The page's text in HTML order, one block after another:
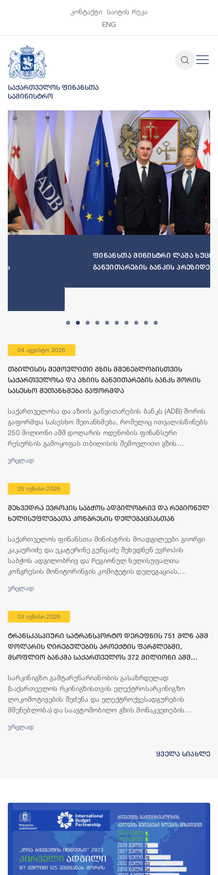
კონტაქტი
საიტის რუკა
ENG
საქართველოს ფინანსთა
სამინისტრო
ფინანსთა მინისტრი ლაშა ხუციშვილი აზიის
განვითარების ბანკის პრეზიდენტს შეხვდა
04 აგვისტო 2026
თბილისის შემოვლითი გზის მშენებლობისთვის
საქართველოსა და აზიის განვითარების ბანკს შორის
სასესხო შეთანხმება გაფორმდა
საქართველოსა და აზიის განვითარების ბანკს (ADB) შორის
გაფორმდა სასესხო შეთანხმება, რომელიც ითვალისწინებს
250 მილიონი აშშ დოლარის ოდენობის ფინანსური
რესურსის გამოყოფას თბილისის შემოვლითი გზის
ვრცლად
25 ივნისი 2026
შეხვედრა ევროპის საბჭოს ადგილობრივ და რეგიონულ
ხელისუფლებათა კონგრესის დელეგაციასთან
საქართველოს ფინანსთა მინისტრის მოადგილეები გიორგი
კაკაურიძე და ეკატერინე გუნცაძე შეხვდნენ ევროპის
საბჭოს ადგილობრივ და რეგიონულ ხელისუფალთა
კონგრესის მონიტორინგის კომიტეტის დელეგაციას,
პერიოდში იმყოფება თბილისში.
ვრცლად
03 ივნისი 2026
ტრანსკასპიური სატრანსპორტო დერეფნის 751 მლნ აშშ
დოლარის ღირებულების პროექტის ფარგლებში,
მსოფლიო ბანკმა საქართველოს 372 მილიონი აშშ
სარკინიგზო გამტარუნარიანობის გასაზრდელად
(საქართველოს რკინიგზისთვის ელექტროსარკინიგზო
ლოკომოტივების შეძენა და ელექტროქვესადგურების
მშენებლობა) და საავტომობილო გზის მონაკვეთების
მშენებლობისთვის, მსოფლიო ბანკის ჯგუფი საქართველოს
ვრცლად
ყველა სიახლე